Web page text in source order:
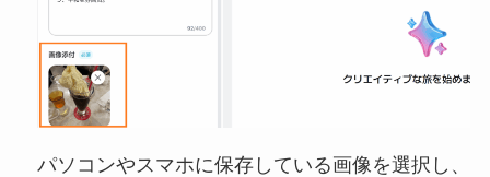
パソコンやスマホに保存している画像を選択し、